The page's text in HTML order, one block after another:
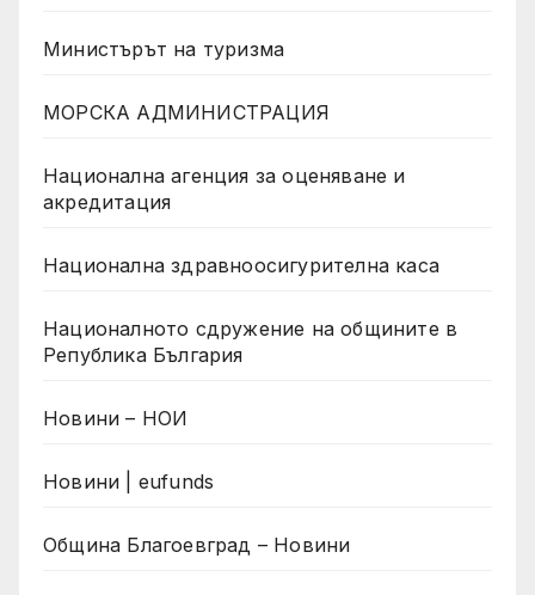
Министърът на туризма
МОРСКА АДМИНИСТРАЦИЯ
Национална агенция за оценяване и
акредитация
Национална здравноосигурителна каса
Националното сдружение на общините в
Република България
Новини – НОИ
Новини | eufunds
Община Благоевград – Новини